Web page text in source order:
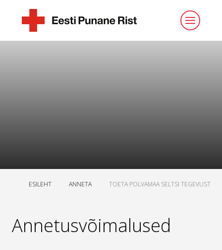
ESILEHT ANNETA TOETA POLVAMAA SELTSI TEGEVUST
Annetusvõimalused